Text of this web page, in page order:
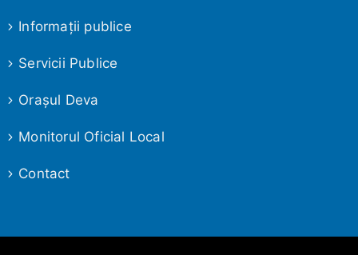
Informaţii publice
Servicii Publice
Oraşul Deva
Monitorul Oficial Local
Contact